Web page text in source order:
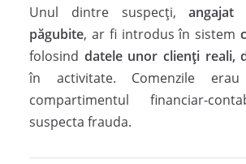
Unul dintre suspecți,angajat
păgubite, ar fi introdus în sistem
folosind datele unor clienți reali,
în activitate. Comenzile
compartimentul financiar-
suspecta frauda.